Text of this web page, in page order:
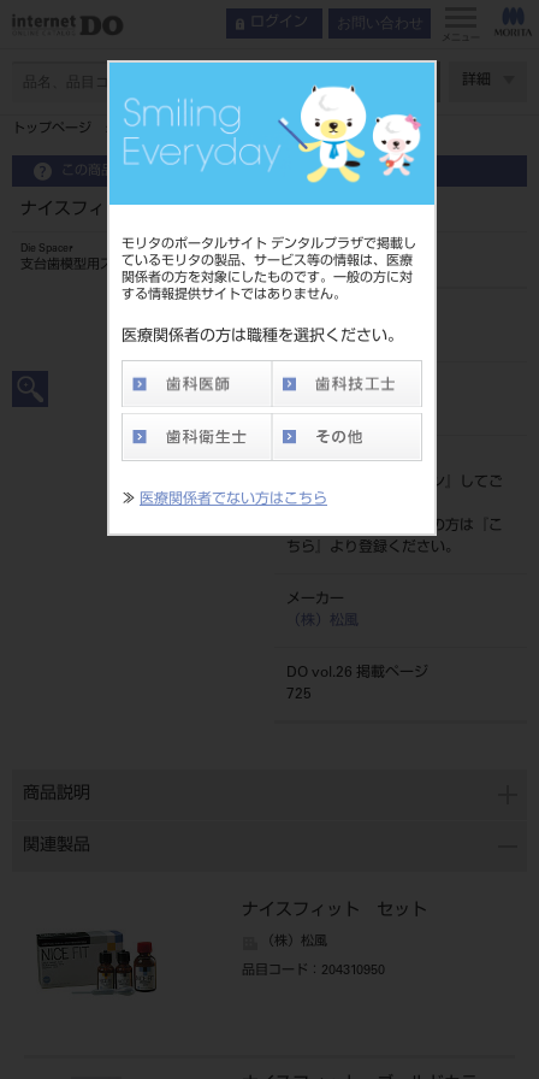
モリタのポータルサイト デンタルプラザで掲載し
ているモリタの製品、サービス等の情報は、医療
関係者の方を対象にしたものです。一般の方に対
する情報提供サイトではありません。
医療関係者の方は職種を選択ください。
≫ 医療関係者でない方はこちら
ログイン お問い合わせ
メニュー
詳細
トップページ ナイスフィット 希釈材 40mL
この商品に関するお問い合わせ
ナイスフィット 希釈材 40mL
Die Spacer
支台歯模型用スペーサー
204310953
JAN/EANコード
標準価格
ログイン
』してご
覧ください。
ネット会員登録がまだの方は『
こ
ちら
』より登録ください。
メーカー
（株）松風
DO vol.26 掲載ページ
725
商品説明
関連製品
ナイスフィット セット
（株）松風
品目コード ：204310950